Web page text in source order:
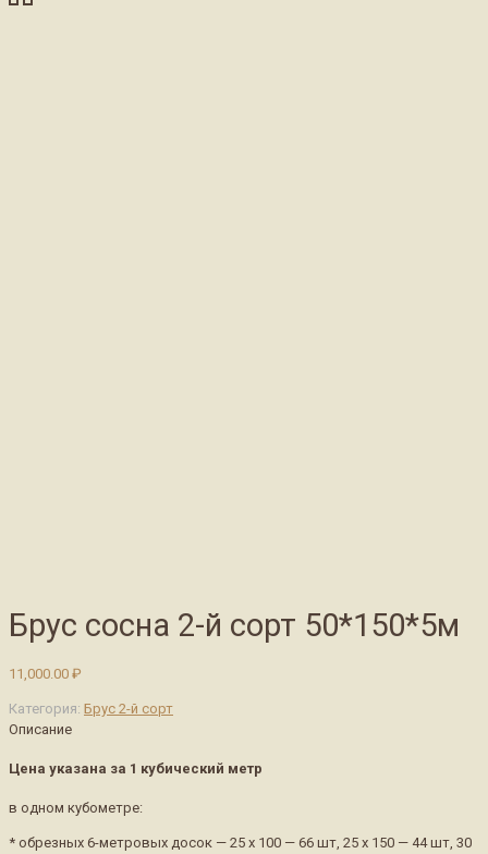
Брус сосна 2-й сорт 50*150*5м
11,000.00 ₽
Категория: Брус 2-й сорт
Описание
Цена указана за 1 кубический метр
в одном кубометре:
* обрезных 6-метровых досок — 25 х 100 — 66 шт, 25 х 150 — 44 шт, 30